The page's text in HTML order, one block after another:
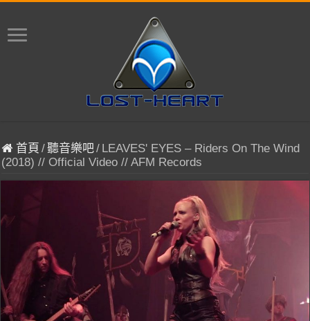
首頁 /聽音樂吧/ LEAVES' EYES – Riders On The Wind
(2018) // Official Video // AFM Records